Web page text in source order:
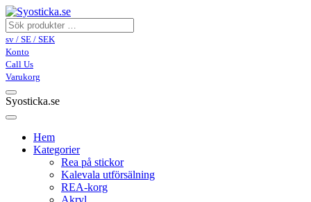
sv / SE / SEK
Konto
Call Us
Varukorg
Syosticka.se
Hem
Kategorier
Rea på stickor
Kalevala utförsälning
REA-korg
Akryl